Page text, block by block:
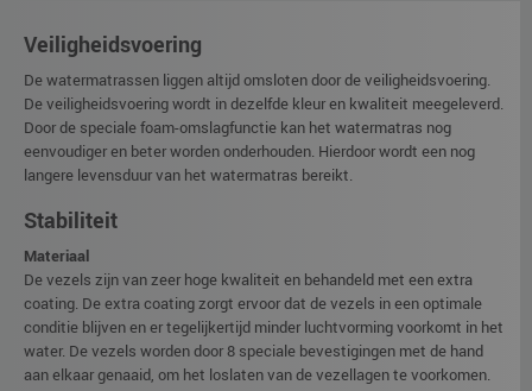
Veiligheidsvoering
De watermatrassen liggen altijd omsloten door de veiligheidsvoering.
De veiligheidsvoering wordt in dezelfde kleur en kwaliteit meegeleverd.
Door de speciale foam-omslagfunctie kan het watermatras nog
eenvoudiger en beter worden onderhouden. Hierdoor wordt een nog
langere levensduur van het watermatras bereikt.
Stabiliteit
Materiaal
De vezels zijn van zeer hoge kwaliteit en behandeld met een extra
coating. De extra coating zorgt ervoor dat de vezels in een optimale
conditie blijven en er tegelijkertijd minder luchtvorming voorkomt in het
water. De vezels worden door 8 speciale bevestigingen met de hand
aan elkaar genaaid, om het loslaten van de vezellagen te voorkomen.